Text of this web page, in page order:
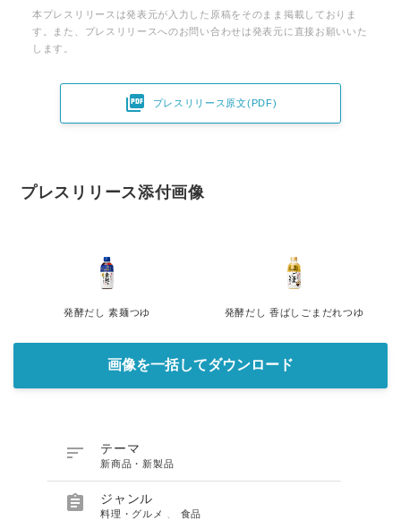
本プレスリリースは発表元が入力した原稿をそのまま掲載しておりま
す。また、プレスリリースへのお問い合わせは発表元に直接お願いいた
します。
 プレスリリース原文(PDF)
プレスリリース添付画像
発酵だし 素麺つゆ 発酵だし 香ばしごまだれつゆ
画像を一括してダウンロード
 テーマ
新商品・新製品
 ジャンル
料理・グルメ 食品